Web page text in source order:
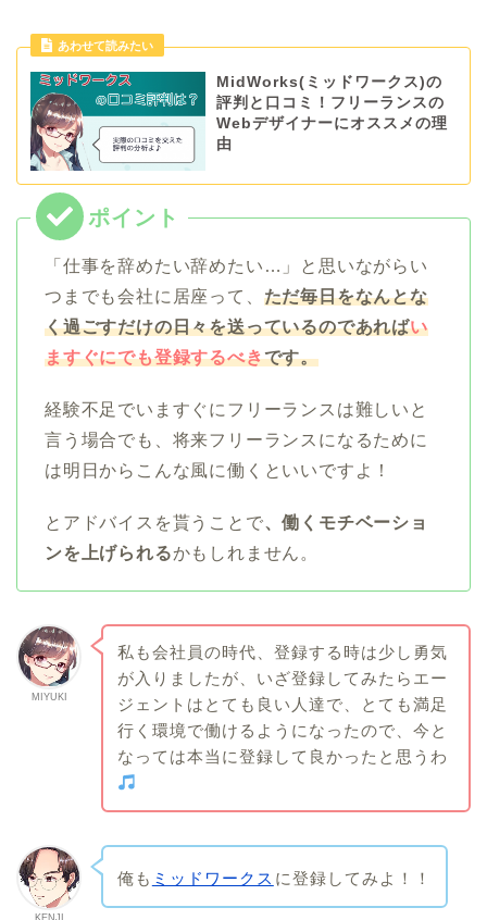
あわせて読みたい
MidWorks(ミッドワークス)の
評判と口コミ！フリーランスの
Webデザイナーにオススメの理
由
「仕事を辞めたい辞めたい…」と思いながらい
つまでも会社に居座って、 ただ毎日をなんとな
く過ごすだけの日々を送っているのであればい
ますぐにでも登録するべきです。
経験不足でいますぐにフリーランスは難しいと
言う場合でも、将来フリーランスになるために
は明日からこんな風に働くといいですよ！
とアドバイスを貰うことで、働くモチベーショ
ンを上げられるかもしれません。
MIYUKI
私も会社員の時代、登録する時は少し勇気
が入りましたが、いざ登録してみたらエー
ジェントはとても良い人達で、とても満足
行く環境で働けるようになったので、今と
なっては本当に登録して良かったと思うわ
俺も ミッドワークス に登録してみよ！！